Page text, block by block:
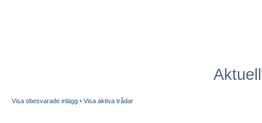
Visa obesvarade inlägg • Visa aktiva trådar